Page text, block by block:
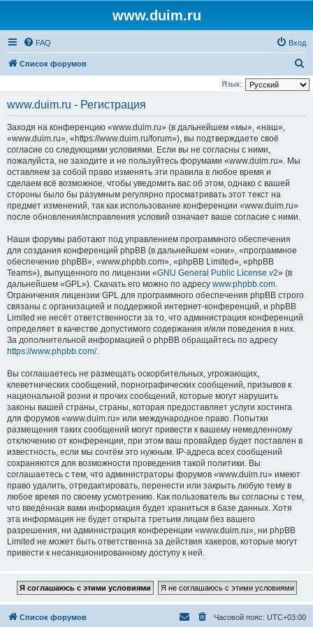
www.duim.ru
FAQ Вход
Список форумов
о
Язык:
www.duim.ru - Регистрация
Заходя на конференцию «www.duim.ru» (в дальнейшем «мы», «наш»,
«www.duim.ru», «https://www.duim.ru/forum»), вы подтверждаете своё
согласие со следующими условиями. Если вы не согласны с ними,
пожалуйста, не заходите и не пользуйтесь форумами «www.duim.ru». Мы
оставляем за собой право изменять эти правила в любое время и
сделаем всё возможное, чтобы уведомить вас об этом, однако с вашей
стороны было бы разумным регулярно просматривать этот текст на
предмет изменений, так как использование конференции «www.duim.ru»
после обновления/исправления условий означает ваше согласие с ними.
Наши форумы работают под управлением программного обеспечения
для создания конференций phpBB (в дальнейшем «они», «программное
обеспечение phpBB», «www.phpbb.com», «phpBB Limited», «phpBB
Teams»), выпущенного по лицензии «GNU General Public License v2» (в
дальнейшем «GPL»). Скачать его можно по адресу www.phpbb.com.
Ограничения лицензии GPL для программного обеспечения phpBB строго
связаны с организацией и поддержкой интернет-конференций, и phpBB
Limited не несёт ответственности за то, что администрация конференций
определяет в качестве допустимого содержания и/или поведения в них.
За дополнительной информацией о phpBB обращайтесь по адресу
https://www.phpbb.com/.
Вы соглашаетесь не размещать оскорбительных, угрожающих,
клеветнических сообщений, порнографических сообщений, призывов к
национальной розни и прочих сообщений, которые могут нарушить
законы вашей страны, страны, которая предоставляет услуги хостинга
для форумов «www.duim.ru» или международное право. Попытки
размещения таких сообщений могут привести к вашему немедленному
отключению от конференции, при этом ваш провайдер будет поставлен в
известность, если мы сочтём это нужным. IP-адреса всех сообщений
сохраняются для возможности проведения такой политики. Вы
соглашаетесь с тем, что администраторы форумов «www.duim.ru» имеют
право удалить, отредактировать, перенести или закрыть любую тему в
любое время по своему усмотрению. Как пользователь вы согласны с тем,
что введённая вами информация будет храниться в базе данных. Хотя
эта информация не будет открыта третьим лицам без вашего
разрешения, ни администрация конференции «www.duim.ru», ни phpBB
Limited не может быть ответственна за действия хакеров, которые могут
привести к несанкционированному доступу к ней.
Список форумов Часовой пояс: UTC+03:00